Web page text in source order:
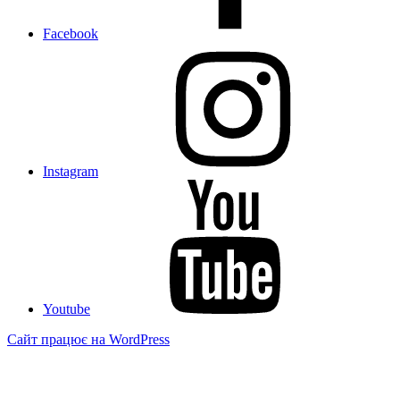
Facebook
Instagram
Youtube
Сайт працює на WordPress